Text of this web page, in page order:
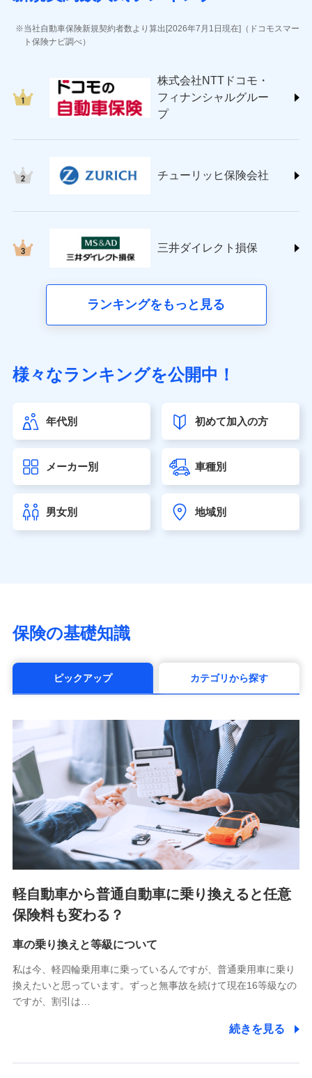
ソニー損害保険株式会社
(https://www.sonysonpo.co.jp/)
ＳＯＭＰＯダイレクト損害保険株式会社
(https://www.sompo-direct.co.jp/)
チューリッヒ保険会社 (https://www.zurich.co.jp/)
(https://www.nisshinfire.co.jp/)
(https://www.petfamilyins.co.jp/)
ins.com/)
三井ダイレクト損害保険株式会社
（https://www.sonylife.co.jp）
第一ネオ生命保険株式会社（https://neofirst.co.jp/）
大樹生命保険株式会社（https://www.taiju-life.co.jp）
seimei.co.jp）
チューリッヒ生命保険株式会社
東京海上日動あんしん生命保険株式会社
（https://www.tmn-anshin.co.jp/）
マニュライフ生命保険株式会社
（https://www.manulife.co.jp/）
（https://www.msa-life.co.jp/）
メットライフ生命株式会社(https://www.metlife.co.jp/)
■少額短期保険
株式会社アシロ少額短期保険 (https://kailash.co.jp/)
SBIいきいき少額短期保険会社 (https://www.i-
sedai.com/)
SBIペット少額短期保険株式会社 (https://www.sbipet-
ssi.co.jp/)
SBIリスタ少額短期保険会社
(https://www.jishin.co.jp/)
スマートプラス少額短期保険株式会社
チューリッヒ少額短期保険株式会社
(https://www.zurichssi.co.jp/)
(https://www.tokiomarine-x.co.jp/)
(https://pshoken.co.jp/)
リトルファミリー少額短期保険株式会社
(https://www.littlefamily-ssi.com/)
郵便、電話、およびＥメール等により、当社と取引のあるも
当社自動車保険新規契約者数より算出[2026年7月1日現在]（ドコモスマー
ト保険ナビ調べ）
株式会社NTTドコモ・
フィナンシャルグルー
プ
チューリッヒ保険会社
三井ダイレクト損保
ランキングをもっと見る
様々なランキングを公開中！
年代別 初めて加入の方
メーカー別 車種別
男女別 地域別
保険の基礎知識
ピックアップ カテゴリから探す
軽自動車から普通自動車に乗り換えると任意
保険料も変わる？
車の乗り換えと等級について
私は今、軽四輪乗用車に乗っているんですが、普通乗用車に乗り
換えたいと思っています。ずっと無事故を続けて現在16等級なの
ですが、割引は…
続きを見る